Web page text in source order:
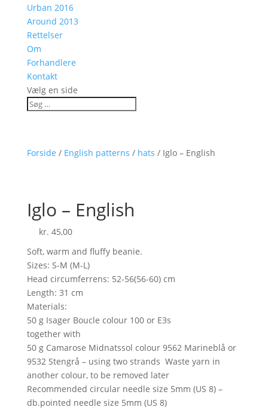
Urban 2016
Around 2013
Rettelser
Om
Forhandlere
Kontakt
Vælg en side
Forside / English patterns / hats / Iglo – English
Iglo – English
kr. 45,00
Soft, warm and fluffy beanie.
Sizes: S-M (M-L)
Head circumferrens: 52-56(56-60) cm
Length: 31 cm
Materials:
50 g Isager Boucle colour 100 or E3s
together with
50 g Camarose Midnatssol colour 9562 Marineblå or
9532 Stengrå – using two strands Waste yarn in
another colour, to be removed later
Recommended circular needle size 5mm (US 8) –
db.pointed needle size 5mm (US 8)